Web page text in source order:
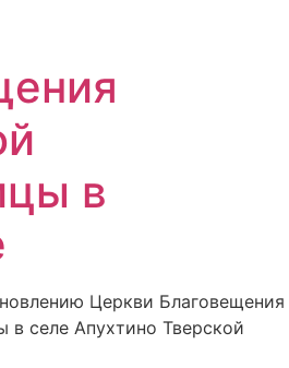
в
Церкви Благовещения
в селе Апухтино Тверской